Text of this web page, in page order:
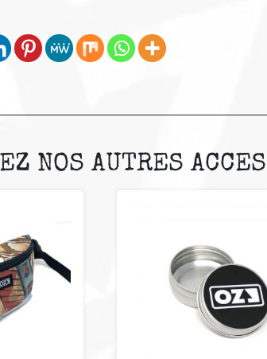
NOS AUTRES